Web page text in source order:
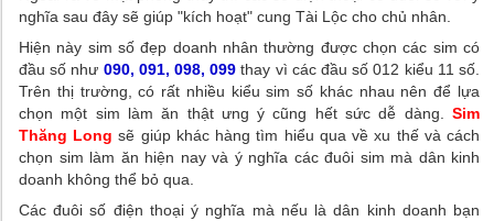
nghĩa sau đây sẽ giúp "kích hoạt" cung Tài Lộc cho chủ nhân.
Hiện này sim số đẹp doanh nhân thường được chọn các sim có
đầu số như 090, 091, 098, 099thay vì các đầu số 012 kiểu 11 số.
Trên thị trường, có rất nhiều kiểu sim số khác nhau nên để lựa
chọn một sim làm ăn thật ưng ý cũng hết sức dễ dàng. Sim
Thăng Long sẽ giúp khác hàng tìm hiểu qua về xu thế và cách
chọn sim làm ăn hiện nay và ý nghĩa các đuôi sim mà dân kinh
doanh không thể bỏ qua.
Các đuôi số điện thoại ý nghĩa mà nếu là dân kinh doanh bạn